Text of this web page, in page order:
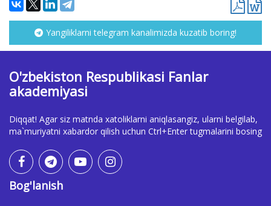
Yangiliklarni telegram kanalimizda kuzatib boring!
O'zbekiston Respublikasi Fanlar
akademiyasi
Diqqat! Agar siz matnda xatoliklarni aniqlasangiz, ularni belgilab,
ma`muriyatni xabardor qilish uchun Ctrl+Enter tugmalarini bosing
Bog'lanish